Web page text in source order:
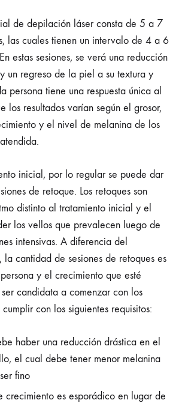
de depilación láser consta de 5 a 7
las cuales tienen un intervalo de 4 a 6
estas sesiones, se verá una reducción
un regreso de la piel a su textura y
persona tiene una respuesta única al
los resultados varían según el grosor,
y el nivel de melanina de los
inicial, por lo regular se puede dar
de retoque. Los retoques son
distinto al tratamiento inicial y el
los vellos que prevalecen luego de
intensivas. A diferencia del
la cantidad de sesiones de retoques es
y el crecimiento que esté
candidata a comenzar con los
con los siguientes requisitos:
haber una reducción drástica en el
el cual debe tener menor melanina
fino
crecimiento es esporádico en lugar de